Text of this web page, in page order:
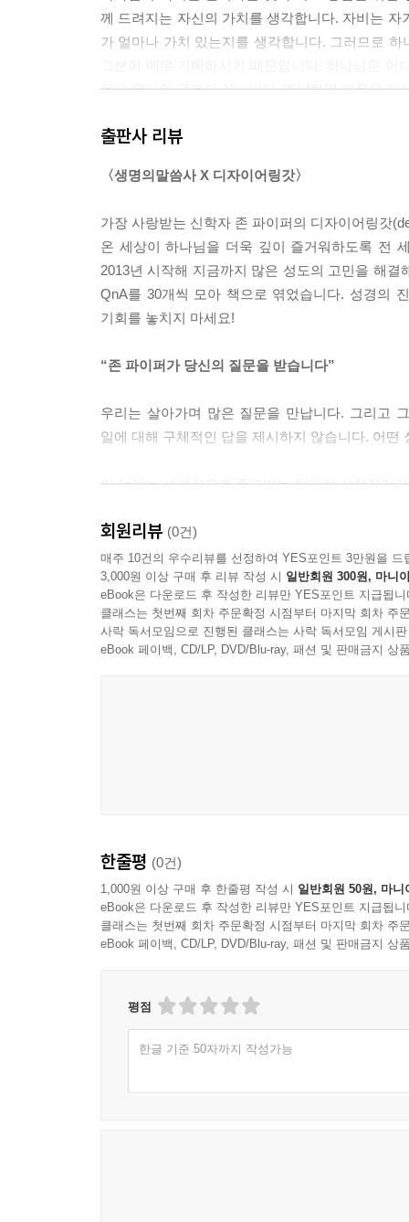
께 드려지는 자신의 가치를 생각합니다. 자비는
가 얼마나 가치 있는지를 생각합니다. 그러므로
음은 우리의 공로가 아닙니다. 왜냐하면 믿음은
--- 「04 아무 변화가 없는데, 언제까지 기도해야
기도는 제거해야 할 장애물이 있는 고된 노동과
사투가 무엇인지 어느 정도는 알고 있습니다. 그
누는 달콤한 대화 정도로 말합니다.
물론 기도는 달콤하며 때로는 쉽습니다. 하지만
빗발칩니다. 기도는 그런 전투 한가운데 있습니다
위하는 주님이 베푸시는 도움의 손길입니다.
기도는 우리가 사령부로부터 받은 사명을 감당하
지라 모든 기도와 간구를 하되 항상 성령 안에서
‘성령의 검 곧 하나님의 말씀’을 사용하여 악한
할 일꾼들을 보내 주소서 하라”(마 9:38; 눅 10:2)
뜻입니다. “지원군을 보내 주십시오! 우리에게 수
--- 「15 하나님의 주권을 확신하면 기도하지 않게
--- 「나가는 글 사랑의 가장 쉬운 한 걸음」 중에서
출판사 리뷰
〈생명의말씀사 X 디자이어링갓〉
가장 사랑받는 신학자 존 파이퍼의 디자이어링갓
온 세상이 하나님을 더욱 깊이 즐거워하도록 전
2013년 시작해 지금까지 많은 성도의 고민을 해
QnA를 30개씩 모아 책으로 엮었습니다. 성경의
기회를 놓치지 마세요!
“존 파이퍼가 당신의 질문을 받습니다”
우리는 살아가며 많은 질문을 만납니다. 그리고
일에 대해 구체적인 답을 제시하지 않습니다. 어
이 책에는 세계적으로 존경받는 탁월한 신학자이
격려와 힘을, 그리고 당신을 사랑하는 하나님을 발
▣ 사연 03. 하나님이 ‘아니오’라고 하실 때, 어떻게
“기도를 하지만, 하나님은 침묵하시거나 아니면
제가 선한 것을 위해 기도할 때, ‘아니오’라는 하나
“존 목사님, 회중 앞에서 드릴 기도를 미리 계획
작성하는 행위는 덜 영적인가요?”
“성경은 원수를 사랑하고 박해하는 자를 위해 기
때로는 그들이 자기 행동으로 인해 어떤 일을 겪
을 받고 변화되기를 바라는 것은 잘못된 일인가요
회원리뷰 (0건)
매주 10건의 우수리뷰를 선정하여 YES포인트 3만원을 드
3,000원 이상 구매 후 리뷰 작성 시 일반회원 300원, 마니
eBook은 다운로드 후 작성한 리뷰만 YES포인트 지급됩니
클래스는 첫번째 회차 주문확정 시점부터 마지막 회차 주
사락 독서모임으로 진행된 클래스는 사락 독서모임 게시
eBook 페이백, CD/LP, DVD/Blu-ray, 패션 및 판매금지 상
한줄평 (0건)
1,000원 이상 구매 후 한줄평 작성 시 일반회원 50원, 마니
eBook은 다운로드 후 작성한 리뷰만 YES포인트 지급됩니
클래스는 첫번째 회차 주문확정 시점부터 마지막 회차 주
eBook 페이백, CD/LP, DVD/Blu-ray, 패션 및 판매금지 상
평점
한글 기준 50자까지 작성가능